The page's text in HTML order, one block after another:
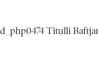
Titulli